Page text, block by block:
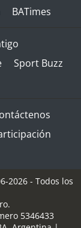
BATimes
Sport Buzz
2026 - Todos los
5346433